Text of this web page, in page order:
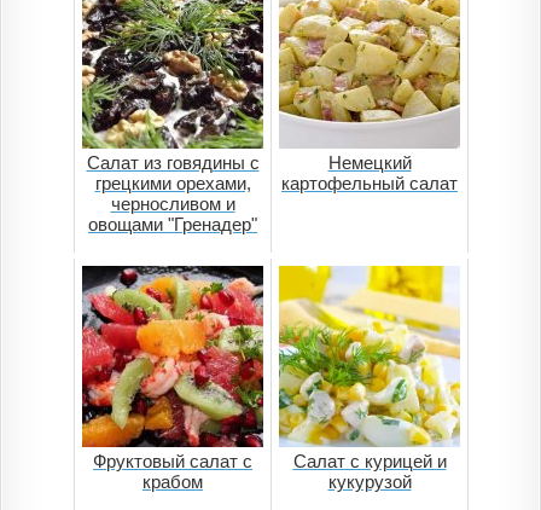
Салат из говядины с
грецкими орехами,
черносливом и
овощами "Гренадер"
Немецкий
картофельный салат
Фруктовый салат с
крабом
Салат с курицей и
кукурузой